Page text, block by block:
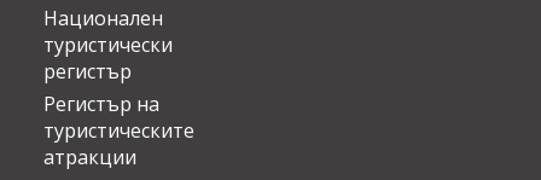
Национален
туристически
регистър
Регистър на
туристическите
атракции